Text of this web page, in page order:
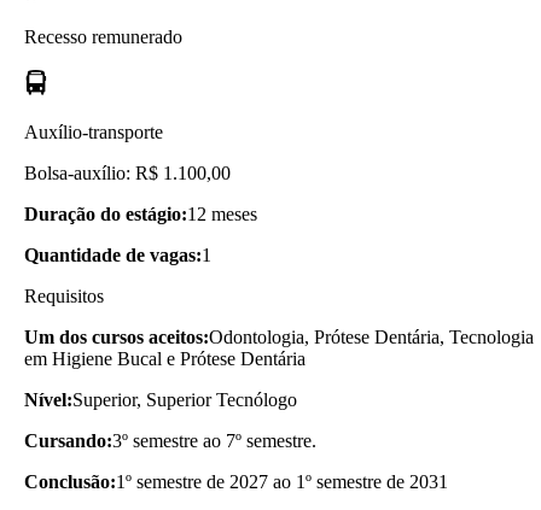
Recesso remunerado
Auxílio-transporte
Bolsa-auxílio: R$ 1.100,00
Duração do estágio:12 meses
Quantidade de vagas:1
Requisitos
Um dos cursos aceitos:Odontologia, Prótese Dentária, Tecnologia
em Higiene Bucal e Prótese Dentária
Nível:Superior, Superior Tecnólogo
Cursando:3º semestre ao 7º semestre.
Conclusão:1º semestre de 2027 ao 1º semestre de 2031